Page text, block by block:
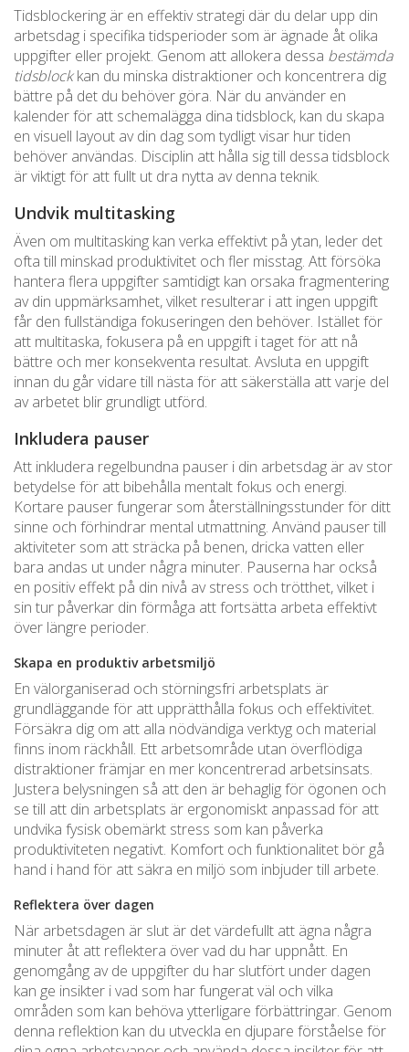
Tidsblockering är en effektiv strategi där du delar upp din
arbetsdag i specifika tidsperioder som är ägnade åt olika
uppgifter eller projekt. Genom att allokera dessa bestämda
tidsblockkan du minska distraktioner och koncentrera dig
bättre på det du behöver göra. När du använder en
kalender för att schemalägga dina tidsblock, kan du skapa
en visuell layout av din dag som tydligt visar hur tiden
behöver användas. Disciplin att hålla sig till dessa tidsblock
är viktigt för att fullt ut dra nytta av denna teknik.
Undvik multitasking
Även om multitasking kan verka effektivt på ytan, leder det
ofta till minskad produktivitet och fler misstag. Att försöka
hantera flera uppgifter samtidigt kan orsaka fragmentering
av din uppmärksamhet, vilket resulterar i att ingen uppgift
får den fullständiga fokuseringen den behöver. Istället för
att multitaska, fokusera på en uppgift i taget för att nå
bättre och mer konsekventa resultat. Avsluta en uppgift
innan du går vidare till nästa för att säkerställa att varje del
av arbetet blir grundligt utförd.
Inkludera pauser
Att inkludera regelbundna pauser i din arbetsdag är av stor
betydelse för att bibehålla mentalt fokus och energi.
Kortare pauser fungerar som återställningsstunder för ditt
sinne och förhindrar mental utmattning. Använd pauser till
aktiviteter som att sträcka på benen, dricka vatten eller
bara andas ut under några minuter. Pauserna har också
en positiv effekt på din nivå av stress och trötthet, vilket i
sin tur påverkar din förmåga att fortsätta arbeta effektivt
över längre perioder.
Skapa en produktiv arbetsmiljö
En välorganiserad och störningsfri arbetsplats är
grundläggande för att upprätthålla fokus och effektivitet.
Försäkra dig om att alla nödvändiga verktyg och material
finns inom räckhåll. Ett arbetsområde utan överflödiga
distraktioner främjar en mer koncentrerad arbetsinsats.
Justera belysningen så att den är behaglig för ögonen och
se till att din arbetsplats är ergonomiskt anpassad för att
undvika fysisk obemärkt stress som kan påverka
produktiviteten negativt. Komfort och funktionalitet bör gå
hand i hand för att säkra en miljö som inbjuder till arbete.
Reflektera över dagen
När arbetsdagen är slut är det värdefullt att ägna några
minuter åt att reflektera över vad du har uppnått. En
genomgång av de uppgifter du har slutfört under dagen
kan ge insikter i vad som har fungerat väl och vilka
områden som kan behöva ytterligare förbättringar. Genom
denna reflektion kan du utveckla en djupare förståelse för